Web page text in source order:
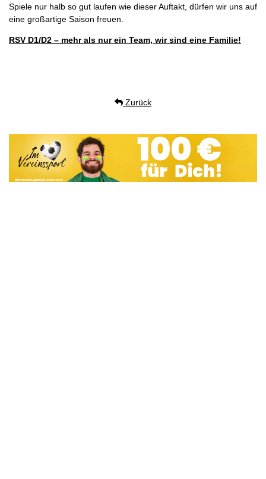
Spiele nur halb so gut laufen wie dieser Auftakt, dürfen wir uns auf
eine großartige Saison freuen.
RSV D1/D2 – mehr als nur ein Team, wir sind eine Familie!
Zurück